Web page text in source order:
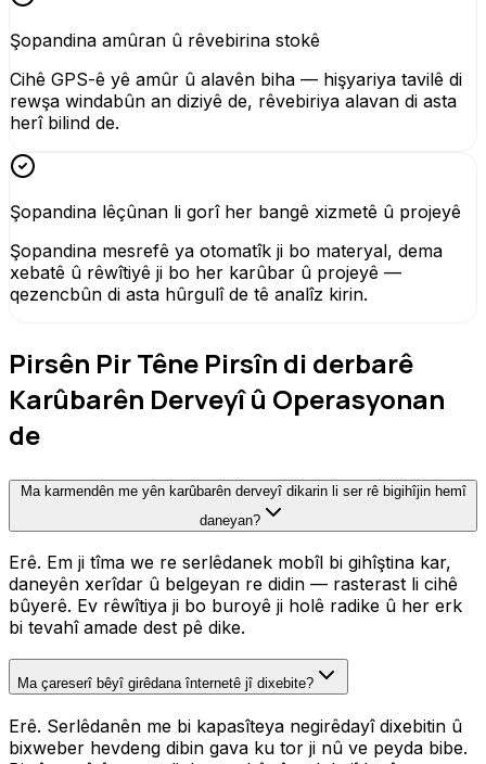
Şopandina amûran û rêvebirina stokê
Cihê GPS-ê yê amûr û alavên biha — hişyariya tavilê di
rewşa windabûn an diziyê de, rêvebiriya alavan di asta
herî bilind de.
Şopandina lêçûnan li gorî her bangê xizmetê û projeyê
Şopandina mesrefê ya otomatîk ji bo materyal, dema
xebatê û rêwîtiyê ji bo her karûbar û projeyê —
qezencbûn di asta hûrgulî de tê analîz kirin.
Pirsên Pir Têne Pirsîn di derbarê
Karûbarên Derveyî û Operasyonan
de
Ma karmendên me yên karûbarên derveyî dikarin li ser rê bigihîjin hemî
daneyan?
Erê. Em ji tîma we re serlêdanek mobîl bi gihîştina kar,
daneyên xerîdar û belgeyan re didin — rasterast li cihê
bûyerê. Ev rêwîtiya ji bo buroyê ji holê radike û her erk
bi tevahî amade dest pê dike.
Ma çareserî bêyî girêdana înternetê jî dixebite?
Erê. Serlêdanên me bi kapasîteya negirêdayî dixebitin û
bixweber hevdeng dibin gava ku tor ji nû ve peyda bibe.